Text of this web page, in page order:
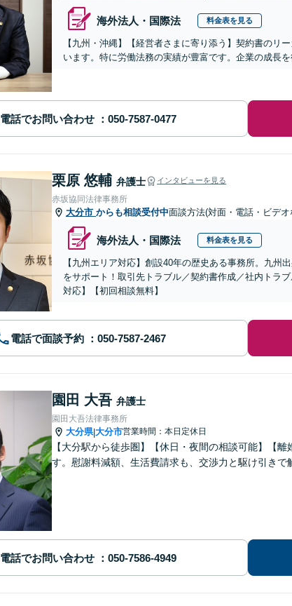
海外法人・国際法 料金表を見る
【九州・沖縄】【経営者さまに寄り添う】契約書のリ
います。特に労働法務の実績が豊富です。企業の成長
電話でお問い合わせ
栗原 悠輔 弁護士 インタビューを見る
赤坂協同法律事務所
大分市 からも相談受付中面談方法(対面・電話・ビデ
海外法人・国際法 料金表を見る
【九州エリア対応】創設40年の歴史ある事務所。九州
をサポート！取引先トラブル／契約書作成／社内トラ
対応】【初回相談無料】
電話で面談予約
園田 大吾 弁護士
園田大吾法律事務所
大分県|大分市営業時間：本日定休日
【大分駅から徒歩圏】【休日・夜間の相談可能】【
す。慰謝料減額、生活費請求も、交渉力と駆け引き
電話でお問い合わせ